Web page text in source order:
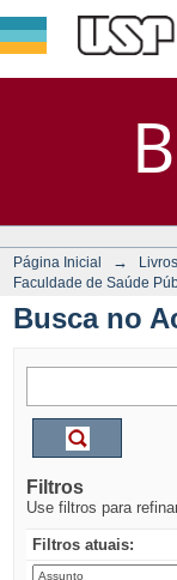
Página Inicial → Livros
Faculdade de Saúde
Busca no
Filtros
Use filtros para
Filtros atuais: